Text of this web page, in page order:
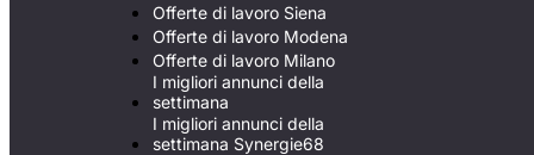
Offerte di lavoro Siena
Offerte di lavoro Modena
Offerte di lavoro Milano
I migliori annunci della
settimana
I migliori annunci della
settimana Synergie68